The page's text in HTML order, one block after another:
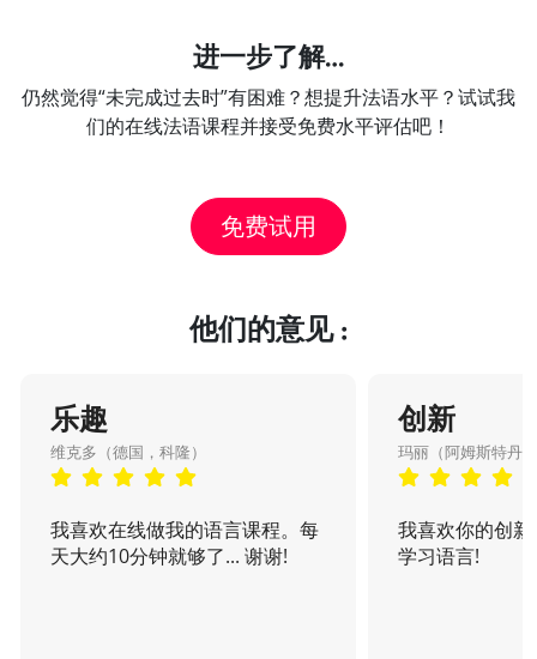
进一步了解…
仍然觉得“未完成过去时”有困难？想提升法语水平？试试我
们的在线法语课程并接受免费水平评估吧！
免费试用
他们的意见 :
乐趣
维克多（德国，科隆）
我喜欢在线做我的语言课程。每
天大约10分钟就够了... 谢谢!
创新
玛丽（阿姆斯特丹
我喜欢你的创
学习语言!